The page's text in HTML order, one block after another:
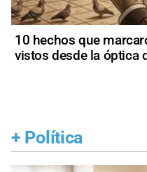
10 hechos que
vistos desde la óptica
+ Política